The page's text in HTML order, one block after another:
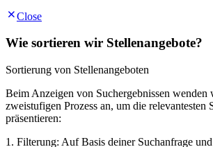
Close
Wie sortieren wir Stellenangebote?
Sortierung von Stellenangeboten
Beim Anzeigen von Suchergebnissen wenden
zweistufigen Prozess an, um die relevantesten
präsentieren:
1. Filterung: Auf Basis deiner Suchanfrage